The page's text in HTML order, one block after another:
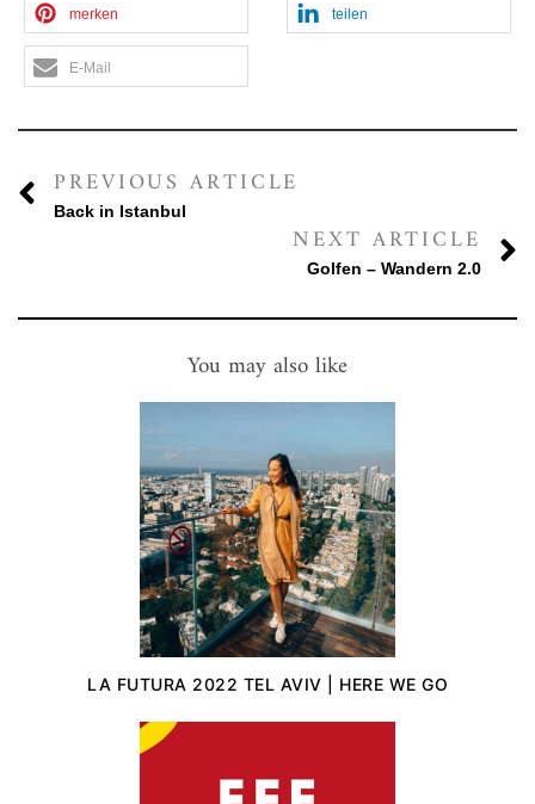
merken teilen
E-Mail
PREVIOUS ARTICLE
Back in Istanbul
NEXT ARTICLE
Golfen – Wandern 2.0
You may also like
LA FUTURA 2022 TEL AVIV | HERE WE GO